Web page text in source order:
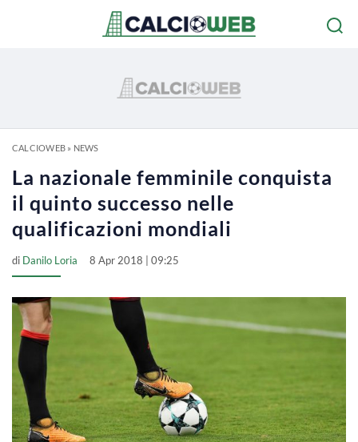
CALCIOWEB» NEWS
La nazionale femminile conquista
il quinto successo nelle
qualificazioni mondiali
di Danilo Loria 8 Apr 2018 | 09:25